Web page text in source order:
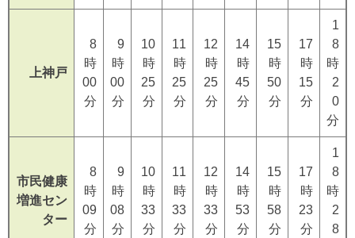
上神戸
8
時
00
分
9
時
00
分
10
時
25
分
11
時
25
分
12
時
25
分
14
時
45
分
15
時
50
分
17
時
15
分
1
8
時
2
0
分
市民健康
増進セン
ター
8
時
09
分
9
時
08
分
10
時
33
分
11
時
33
分
12
時
33
分
14
時
53
分
15
時
58
分
17
時
23
分
1
8
時
2
8